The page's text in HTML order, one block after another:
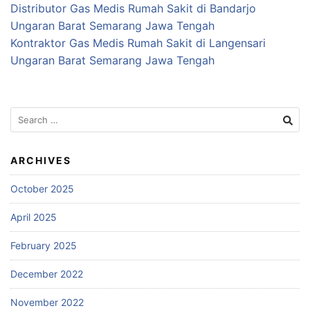
Distributor Gas Medis Rumah Sakit di Bandarjo
Ungaran Barat Semarang Jawa Tengah
Kontraktor Gas Medis Rumah Sakit di Langensari
Ungaran Barat Semarang Jawa Tengah
Search
for:
ARCHIVES
October 2025
April 2025
February 2025
December 2022
November 2022